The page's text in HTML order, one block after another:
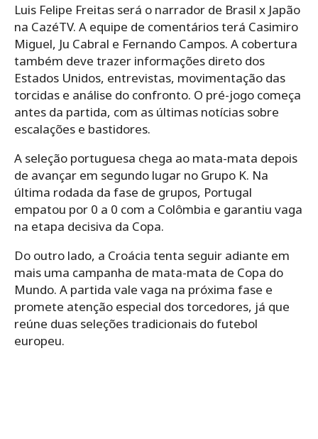
Luis Felipe Freitas será o narrador de Brasil x Japão
na CazéTV. A equipe de comentários terá Casimiro
Miguel, Ju Cabral e Fernando Campos. A cobertura
também deve trazer informações direto dos
Estados Unidos, entrevistas, movimentação das
torcidas e análise do confronto. O pré-jogo começa
antes da partida, com as últimas notícias sobre
escalações e bastidores.
A seleção portuguesa chega ao mata-mata depois
de avançar em segundo lugar no Grupo K. Na
última rodada da fase de grupos, Portugal
empatou por 0 a 0 com a Colômbia e garantiu vaga
na etapa decisiva da Copa.
Do outro lado, a Croácia tenta seguir adiante em
mais uma campanha de mata-mata de Copa do
Mundo. A partida vale vaga na próxima fase e
promete atenção especial dos torcedores, já que
reúne duas seleções tradicionais do futebol
europeu.